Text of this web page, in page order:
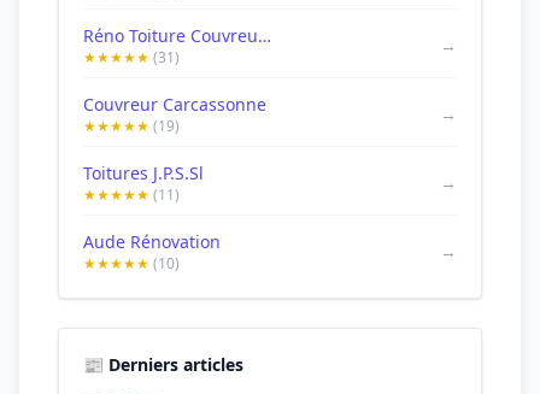
Réno Toiture Couvreur Façades Carcassonne
★★★★★ (31)
→
Couvreur Carcassonne
★★★★★ (19)
→
Toitures J.P.S.Sl
★★★★★ (11)
→
Aude Rénovation
★★★★★ (10)
→
📰 Derniers articles